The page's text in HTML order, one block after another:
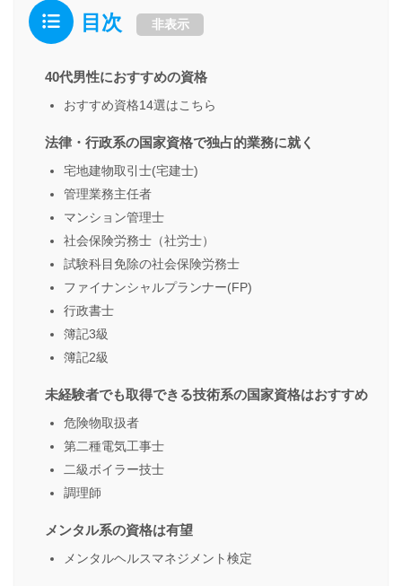
目次 非表示
40代男性におすすめの資格
おすすめ資格14選はこちら
法律・行政系の国家資格で独占的業務に就く
宅地建物取引士(宅建士)
管理業務主任者
マンション管理士
社会保険労務士（社労士）
試験科目免除の社会保険労務士
ファイナンシャルプランナー(FP)
行政書士
簿記3級
簿記2級
未経験者でも取得できる技術系の国家資格はおすすめ
危険物取扱者
第二種電気工事士
二級ボイラー技士
調理師
メンタル系の資格は有望
メンタルヘルスマネジメント検定